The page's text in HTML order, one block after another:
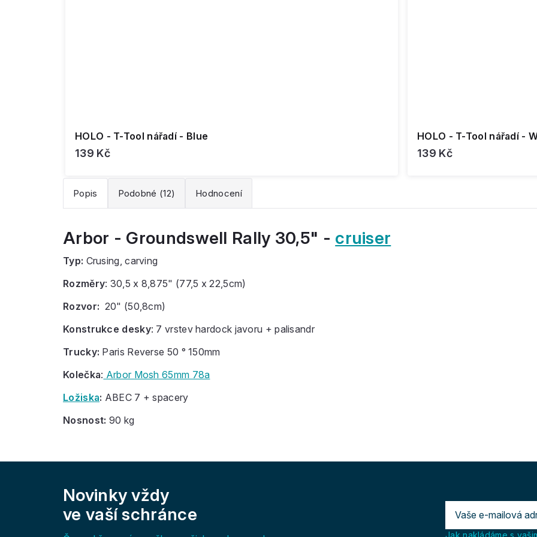
HOLO - T-Tool nářadí - Blue
139 Kč
HOLO - T-Tool nářadí -
139 Kč
Popis Podobné (12) Hodnocení
Arbor - Groundswell Rally 30,5" - cruiser
Typ: Crusing, carving
Rozměry: 30,5 x 8,875" (77,5 x 22,5cm)
Rozvor: 20" (50,8cm)
Konstrukce desky: 7 vrstev hardock javoru + palisandr
Trucky: Paris Reverse 50 ° 150mm
Kolečka: Arbor Mosh 65mm 78a
Ložiska: ABEC 7 + spacery
Nosnost: 90 kg
Novinky vždy
ve vaší schránce
Jak nakládáme s